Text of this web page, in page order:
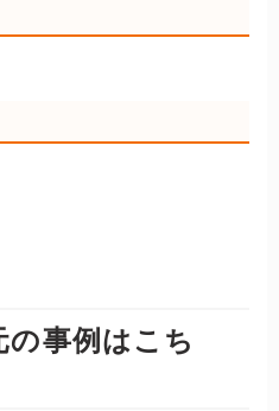
の事例はこち